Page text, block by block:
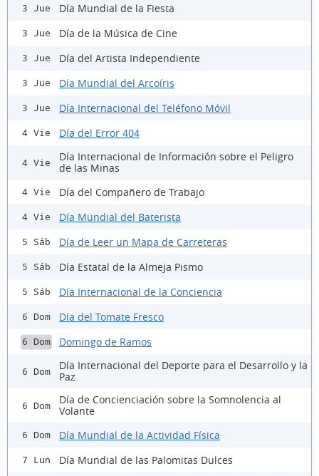
3 Jue Día Mundial de la Fiesta
3 Jue Día de la Música de Cine
3 Jue Día del Artista Independiente
3 Jue Día Mundial del Arcoíris
3 Jue Día Internacional del Teléfono Móvil
4 Vie Día del Error 404
4 Vie
Día Internacional de Información sobre el Peligro
de las Minas
4 Vie Día del Compañero de Trabajo
4 Vie Día Mundial del Baterista
5 Sáb Día de Leer un Mapa de Carreteras
5 Sáb Día Estatal de la Almeja Pismo
5 Sáb Día Internacional de la Conciencia
6 Dom Día del Tomate Fresco
6 Dom Domingo de Ramos
6 Dom
Día Internacional del Deporte para el Desarrollo y la
Paz
6 Dom
Día de Concienciación sobre la Somnolencia al
Volante
6 Dom Día Mundial de la Actividad Física
7 Lun Día Mundial de las Palomitas Dulces